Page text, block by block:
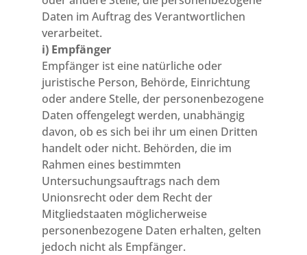
Daten im Auftrag des Verantwortlichen
verarbeitet.
i) Empfänger
Empfänger ist eine natürliche oder
juristische Person, Behörde, Einrichtung
oder andere Stelle, der personenbezogene
Daten offengelegt werden, unabhängig
davon, ob es sich bei ihr um einen Dritten
handelt oder nicht. Behörden, die im
Rahmen eines bestimmten
Untersuchungsauftrags nach dem
Unionsrecht oder dem Recht der
Mitgliedstaaten möglicherweise
personenbezogene Daten erhalten, gelten
jedoch nicht als Empfänger.